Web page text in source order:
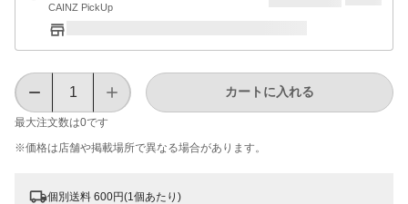
CAINZ PickUp
最大注文数は0です
カートに入れる
※価格は​店舗や​掲載場所で​異なる​場合が​あります。
個別送料 600円(1個あたり)